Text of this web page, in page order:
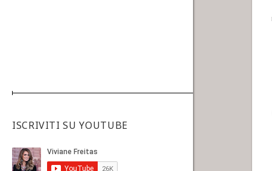
ISCRIVITI SU YOUTUBE